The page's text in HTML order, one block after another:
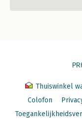
Thuiswinkel
Colofon